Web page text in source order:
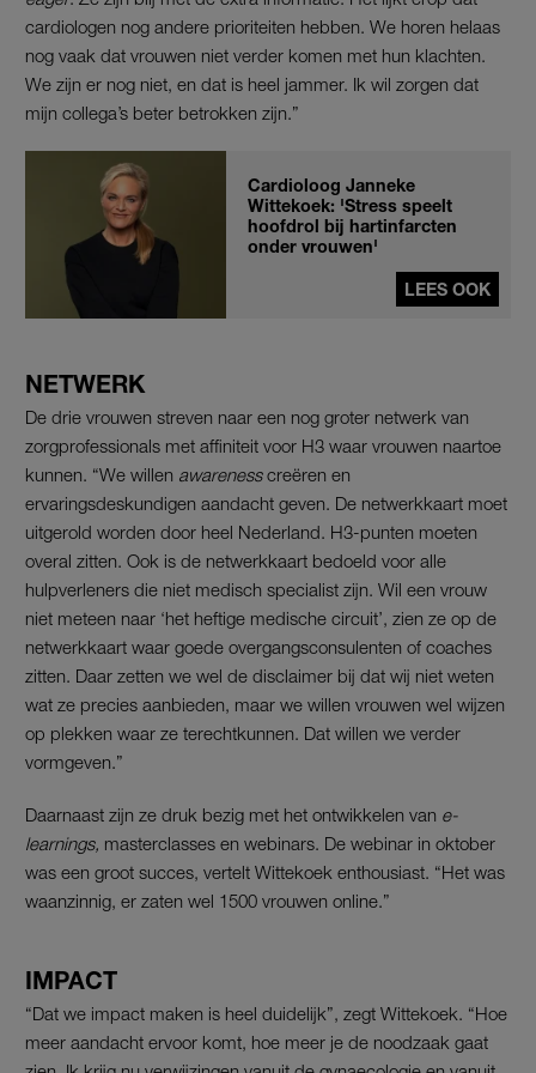
cardiologen nog andere prioriteiten hebben. We horen helaas
nog vaak dat vrouwen niet verder komen met hun klachten.
We zijn er nog niet, en dat is heel jammer. Ik wil zorgen dat
mijn collega’s beter betrokken zijn.”
Cardioloog Janneke
Wittekoek: 'Stress speelt
hoofdrol bij hartinfarcten
onder vrouwen'
LEES OOK
NETWERK
De drie vrouwen streven naar een nog groter netwerk van
zorgprofessionals met affiniteit voor H3 waar vrouwen naartoe
kunnen. “We willen awarenesscreëren en
ervaringsdeskundigen aandacht geven. De netwerkkaart moet
uitgerold worden door heel Nederland. H3-punten moeten
overal zitten. Ook is de netwerkkaart bedoeld voor alle
hulpverleners die niet medisch specialist zijn. Wil een vrouw
niet meteen naar ‘het heftige medische circuit’, zien ze op de
netwerkkaart waar goede overgangsconsulenten of coaches
zitten. Daar zetten we wel de disclaimer bij dat wij niet weten
wat ze precies aanbieden, maar we willen vrouwen wel wijzen
op plekken waar ze terechtkunnen. Dat willen we verder
vormgeven.”
Daarnaast zijn ze druk bezig met het ontwikkelen van e-
learnings, masterclasses en webinars. De webinar in oktober
was een groot succes, vertelt Wittekoek enthousiast. “Het was
waanzinnig, er zaten wel 1500 vrouwen online.”
IMPACT
“Dat we impact maken is heel duidelijk”, zegt Wittekoek. “Hoe
meer aandacht ervoor komt, hoe meer je de noodzaak gaat